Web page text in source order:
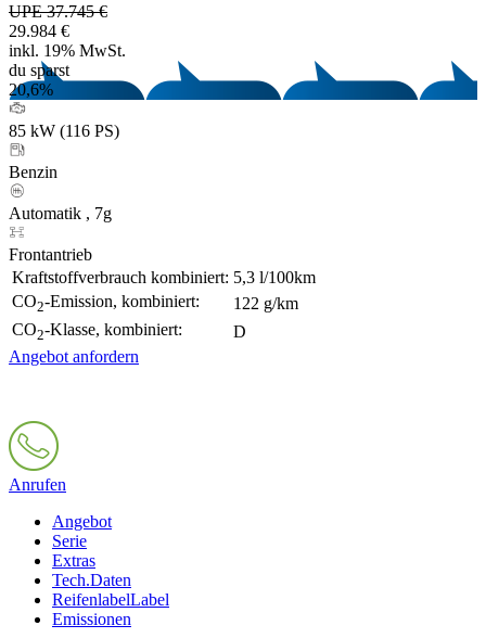
UPE 37.745 €
29.984 €
inkl. 19% MwSt.
du sparst
20,6%
85 kW (116 PS)
Benzin
Automatik , 7g
Frontantrieb
Kraftstoffverbrauch kombiniert: 5,3 l/100km
CO2-Emission, kombiniert:
122 g/km
CO2-Klasse, kombiniert:
D
Angebot anfordern
Anrufen
Angebot
Serie
Extras
Tech.Daten
ReifenlabelLabel
Emissionen